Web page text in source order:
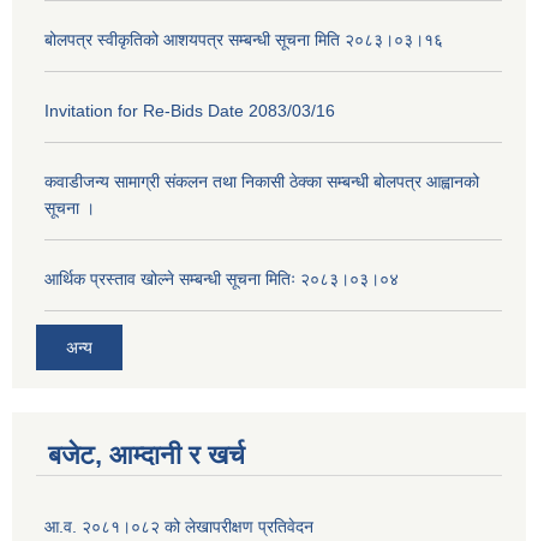
बोलपत्र स्वीकृतिको आशयपत्र सम्बन्धी सूचना मिति २०८३।०३।१६
Invitation for Re-Bids Date 2083/03/16
कवाडीजन्य सामाग्री संकलन तथा निकासी ठेक्का सम्बन्धी बोलपत्र आह्वानको
सूचना ।
आर्थिक प्रस्ताव खोल्ने सम्बन्धी सूचना मितिः २०८३।०३।०४
अन्य
बजेट, आम्दानी र खर्च
आ.व. २०८१।०८२ को लेखापरीक्षण प्रतिवेदन